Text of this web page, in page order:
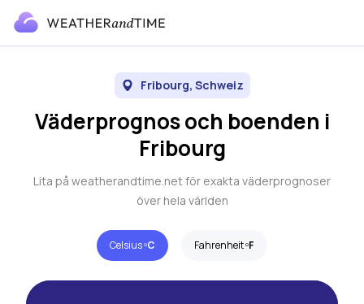
Fribourg, Schweiz
Väderprognos och boenden i
Fribourg
Lita på weatherandtime.net för exakta väderprognoser
över hela världen
Celsius ºC Fahrenheit ºF